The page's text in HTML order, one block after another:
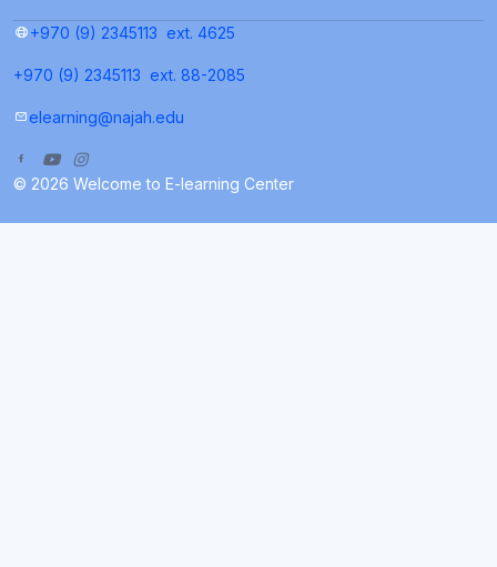
+970 (9) 2345113 ext. 4625
+970 (9) 2345113 ext. 88-2085
elearning@najah.edu
© 2026 Welcome to E-learning Center